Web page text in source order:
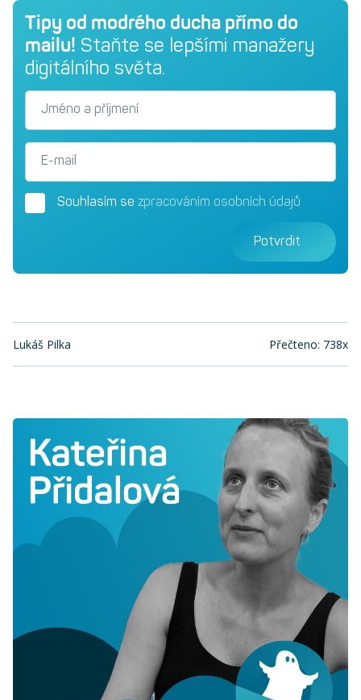
Tipy od modrého ducha přímo do
mailu! Staňte se lepšími manažery
digitálního světa.
Jméno a příjmení
E-mail
Souhlasím se zpracováním osobních údajů
Potvrdit
Lukáš Pilka Přečteno: 738x